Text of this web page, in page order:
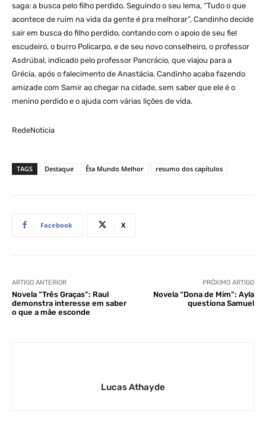
saga: a busca pelo filho perdido. Seguindo o seu lema, “Tudo o que
acontece de ruim na vida da gente é pra melhorar”, Candinho decide
sair em busca do filho perdido, contando com o apoio de seu fiel
escudeiro, o burro Policarpo, e de seu novo conselheiro, o professor
Asdrúbal, indicado pelo professor Pancrácio, que viajou para a
Grécia, após o falecimento de Anastácia. Candinho acaba fazendo
amizade com Samir ao chegar na cidade, sem saber que ele é o
menino perdido e o ajuda com várias lições de vida.
RedeNoticia
TAGS Destaque Êta Mundo Melhor resumo dos capítulos
Facebook X
ARTIGO ANTERIOR
Novela “Três Graças”: Raul
demonstra interesse em saber
o que a mãe esconde
PRÓXIMO ARTIGO
Novela “Dona de Mim”: Ayla
questiona Samuel
Lucas Athayde